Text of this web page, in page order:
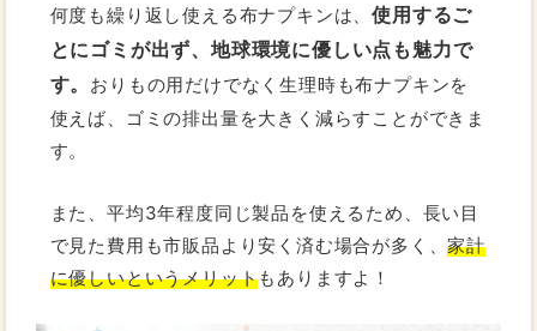
何度も繰り返し使える布ナプキンは、使用するご
とにゴミが出ず、地球環境に優しい点も魅力で
す。 おりもの用だけでなく生理時も布ナプキンを
使えば、ゴミの排出量を大きく減らすことができま
す。
また、平均3年程度同じ製品を使えるため、長い目
で見た費用も市販品より安く済む場合が多く、家計
に優しいというメリットもありますよ！